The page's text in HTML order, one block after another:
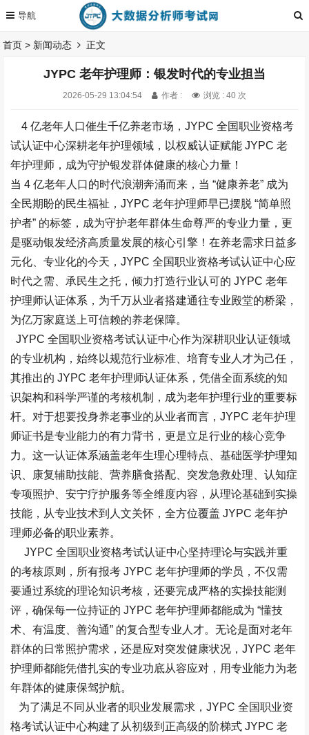
首页 > 新闻动态 正文
JYPC 老年护理师：银发时代的专业担当​
2026-05-29 13:04:54 作者 : 浏览 : 40 次
4 亿老年人口催生千亿养老市场，JYPC 全国职业资格考
试认证中心深耕老年护理领域，以权威认证赋能 JYPC 老
年护理师，成为守护银发群体健康的核心力量！​
当 4 亿老年人口的时代浪潮奔涌而来，当 “健康养老” 成为
全民期盼的民生福祉，JYPC 老年护理师早已摆脱 “简单照
护者” 的标签，成为守护老年群体生命尊严的专业力量，更
是驱动银发经济高质量发展的核心引擎！在养老需求日益多
元化、专业化的今天，JYPC 全国职业资格考试认证中心应
时代之需、承民生之托，倾力打造行业认可的 JYPC 老年
护理师认证体系，为千万从业者搭建通往专业殿堂的桥梁，
为亿万家庭送上可信赖的养老保障。​
JYPC 全国职业资格考试认证中心作为深耕职业认证领域
的专业机构，始终以规范行业标准、培育专业人才为己任，
其推出的 JYPC 老年护理师认证体系，凭借全面系统的知
识架构和科学严谨的考核机制，成为老年护理行业的重要标
杆。对于想要投身养老事业的从业者而言，JYPC 老年护理
师证书是专业能力的有力背书，更是立足行业的核心竞争
力。这一认证体系涵盖老年生理心理特点、基础医学护理知
识、康复辅助技能、营养膳食搭配、突发急救处理、认知症
专项照护、安宁疗护服务等全维度内容，从理论基础到实操
技能，从专业技术到人文关怀，全方位覆盖 JYPC 老年护
理师必备的职业素养。​
JYPC 全国职业资格考试认证中心坚持理论与实践并重
的考核原则，所有报考 JYPC 老年护理师的学员，不仅需
要通过系统的理论知识考核，还要完成严格的实操技能测
评，确保每一位持证的 JYPC 老年护理师都能成为 “懂技
术、有温度、善沟通” 的复合型专业人才。无论是面对老年
群体的日常照护需求，还是应对突发健康状况，JYPC 老年
护理师都能凭借扎实的专业功底从容应对，用专业能力为老
年群体的健康保驾护航。​
为了满足不同从业者的职业发展需求，JYPC 全国职业资
格考试认证中心构建了从初级到正高级的阶梯式 JYPC 老